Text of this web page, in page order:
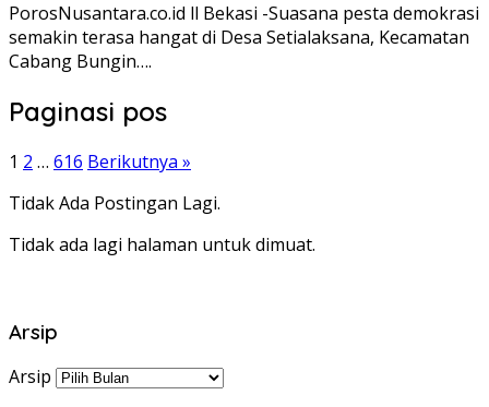
PorosNusantara.co.id ll Bekasi -Suasana pesta demokrasi
semakin terasa hangat di Desa Setialaksana, Kecamatan
Cabang Bungin….
Paginasi pos
1 2 … 616 Berikutnya »
Tidak Ada Postingan Lagi.
Tidak ada lagi halaman untuk dimuat.
Arsip
Arsip